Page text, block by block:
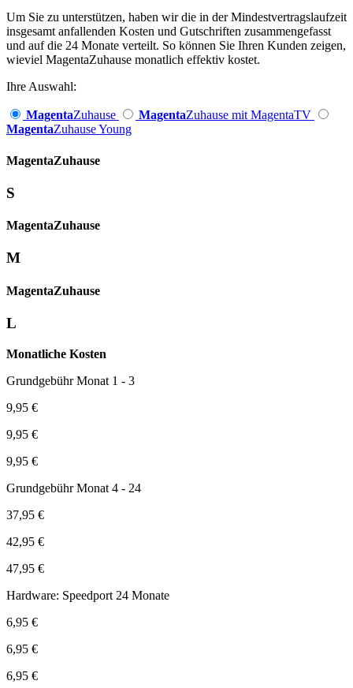
Um Sie zu unterstützen, haben wir die in der Mindestvertragslaufzeit
insgesamt anfallenden Kosten und Gutschriften zusammengefasst
und auf die 24 Monate verteilt. So können Sie Ihren Kunden zeigen,
wieviel MagentaZuhause monatlich effektiv kostet.
Ihre Auswahl:
MagentaZuhause MagentaZuhause mit MagentaTV
MagentaZuhause Young
Magenta­Zuhause
S
Magenta­Zuhause
M
Magenta­Zuhause
L
Monatliche Kosten
Grundgebühr Monat 1 - 3
9,95 €
9,95 €
9,95 €
Grundgebühr Monat 4 - 24
37,95 €
42,95 €
47,95 €
Hardware: Speedport 24 Monate
6,95 €
6,95 €
6,95 €